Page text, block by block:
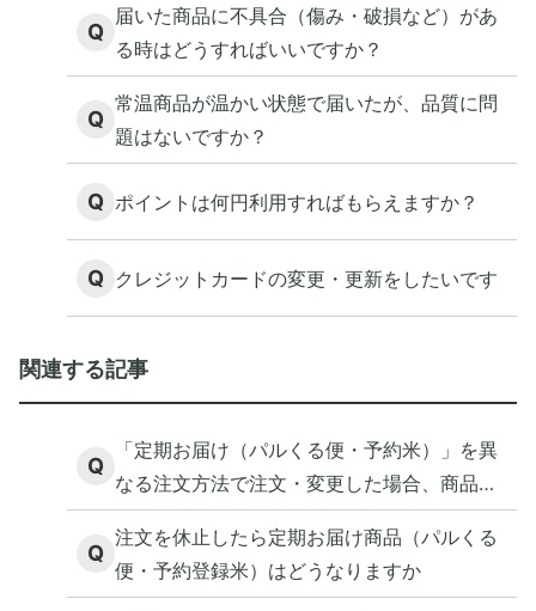
Q
届いた商品に不具合（傷み・破損など）があ
る時はどうすればいいですか？
Q
常温商品が温かい状態で届いたが、品質に問
題はないですか？
Q ポイントは何円利用すればもらえますか？
Q クレジットカードの変更・更新をしたいです
関連する記事
Q
「定期お届け（パルくる便・予約米）」を異
なる注文方法で注文・変更した場合、商品は
合算で届きますか？
Q
注文を休止したら定期お届け商品（パルくる
便・予約登録米）はどうなりますか